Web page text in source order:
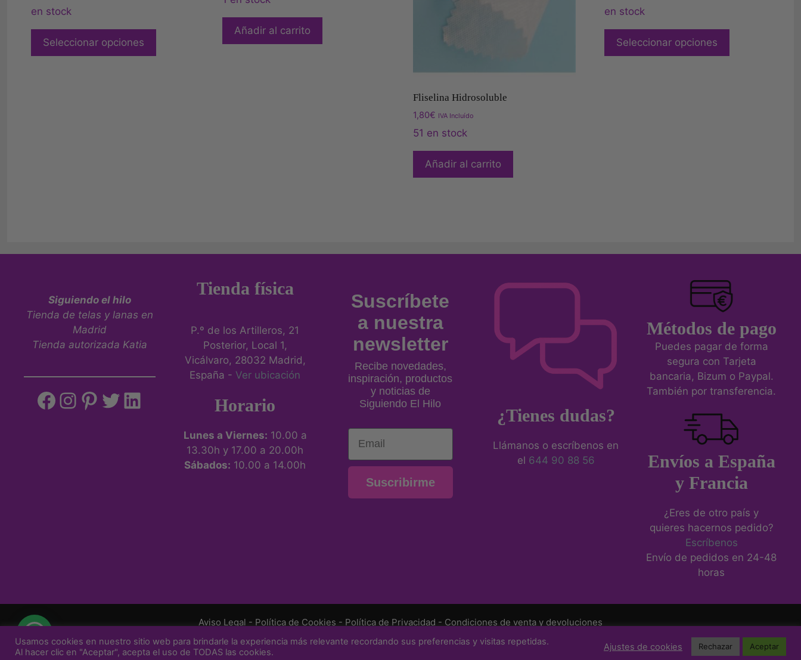
en stock
Seleccionar opciones
Añadir al carrito
Fliselina Hidrosoluble
1,80€ IVA Incluído
51 en stock
Añadir al carrito
en stock
Seleccionar opciones
Siguiendo el hilo
Tienda de telas y lanas en
Madrid
Tienda autorizada Katia
Tienda física
P.º de los Artilleros, 21
Posterior, Local 1,
Vicálvaro, 28032 Madrid,
España - Ver ubicación
Horario
Lunes a Viernes: 10.00 a
13.30h y 17.00 a 20.00h
Sábados: 10.00 a 14.00h
Suscríbete
a nuestra
newsletter
Recibe novedades,
inspiración, productos
y noticias de
Siguiendo El Hilo
Email
Suscribirme
¿Tienes dudas?
Llámanos o escríbenos en
el 644 90 88 56
Métodos de pago
Puedes pagar de forma
segura con Tarjeta
bancaria, Bizum o Paypal.
También por transferencia.
Envíos a España
y Francia
¿Eres de otro país y
quieres hacernos pedido?
Escríbenos
Envío de pedidos en 24-48
horas
Aviso Legal - Política de Cookies - Política de Privacidad - Condiciones de venta y devoluciones
© 2026 Siguiendo el hilo • Web diseñada por Julián Porras - Web & Posicionamiento
Usamos cookies en nuestro sitio web para brindarle la experiencia más relevante recordando sus preferencias y visitas repetidas.
Al hacer clic en "Aceptar", acepta el uso de TODAS las cookies.
Ajustes de cookies Rechazar Aceptar